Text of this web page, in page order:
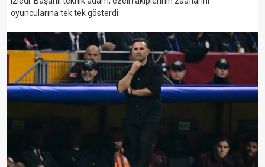
oyuncularına tek tek gösterdi.